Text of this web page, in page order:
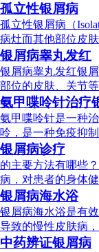
孤立性银屑病
孤立性银屑病（
病灶而其他部位皮
银屑病睾丸发红
银屑病睾丸发红银
部位的皮肤、关节
氨甲喋呤针治疗
氨甲喋呤针是一种
呤，是一种免疫抑
银屑病诊疗
的主要方法有哪些
病，对患者的身体
银屑病海水浴
银屑病海水浴是有
导致的慢性皮肤病
中药辨证银屑病